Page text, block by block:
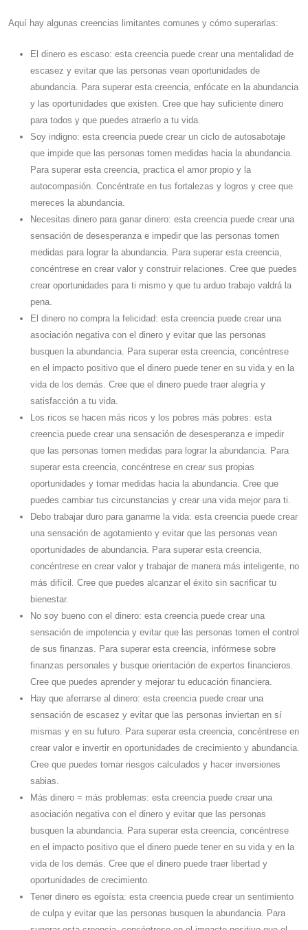
Aquí hay algunas creencias limitantes comunes y cómo superarlas:
El dinero es escaso: esta creencia puede crear una mentalidad de
escasez y evitar que las personas vean oportunidades de
abundancia. Para superar esta creencia, enfócate en la abundancia
y las oportunidades que existen. Cree que hay suficiente dinero
para todos y que puedes atraerlo a tu vida.
Soy indigno: esta creencia puede crear un ciclo de autosabotaje
que impide que las personas tomen medidas hacia la abundancia.
Para superar esta creencia, practica el amor propio y la
autocompasión. Concéntrate en tus fortalezas y logros y cree que
mereces la abundancia.
Necesitas dinero para ganar dinero: esta creencia puede crear una
sensación de desesperanza e impedir que las personas tomen
medidas para lograr la abundancia. Para superar esta creencia,
concéntrese en crear valor y construir relaciones. Cree que puedes
crear oportunidades para ti mismo y que tu arduo trabajo valdrá la
pena.
El dinero no compra la felicidad: esta creencia puede crear una
asociación negativa con el dinero y evitar que las personas
busquen la abundancia. Para superar esta creencia, concéntrese
en el impacto positivo que el dinero puede tener en su vida y en la
vida de los demás. Cree que el dinero puede traer alegría y
satisfacción a tu vida.
Los ricos se hacen más ricos y los pobres más pobres: esta
creencia puede crear una sensación de desesperanza e impedir
que las personas tomen medidas para lograr la abundancia. Para
superar esta creencia, concéntrese en crear sus propias
oportunidades y tomar medidas hacia la abundancia. Cree que
puedes cambiar tus circunstancias y crear una vida mejor para ti.
Debo trabajar duro para ganarme la vida: esta creencia puede crear
una sensación de agotamiento y evitar que las personas vean
oportunidades de abundancia. Para superar esta creencia,
concéntrese en crear valor y trabajar de manera más inteligente, no
más difícil. Cree que puedes alcanzar el éxito sin sacrificar tu
bienestar.
No soy bueno con el dinero: esta creencia puede crear una
sensación de impotencia y evitar que las personas tomen el control
de sus finanzas. Para superar esta creencia, infórmese sobre
finanzas personales y busque orientación de expertos financieros.
Cree que puedes aprender y mejorar tu educación financiera.
Hay que aferrarse al dinero: esta creencia puede crear una
sensación de escasez y evitar que las personas inviertan en sí
mismas y en su futuro. Para superar esta creencia, concéntrese en
crear valor e invertir en oportunidades de crecimiento y abundancia.
Cree que puedes tomar riesgos calculados y hacer inversiones
sabias.
Más dinero = más problemas: esta creencia puede crear una
asociación negativa con el dinero y evitar que las personas
busquen la abundancia. Para superar esta creencia, concéntrese
en el impacto positivo que el dinero puede tener en su vida y en la
vida de los demás. Cree que el dinero puede traer libertad y
oportunidades de crecimiento.
Tener dinero es egoísta: esta creencia puede crear un sentimiento
de culpa y evitar que las personas busquen la abundancia. Para